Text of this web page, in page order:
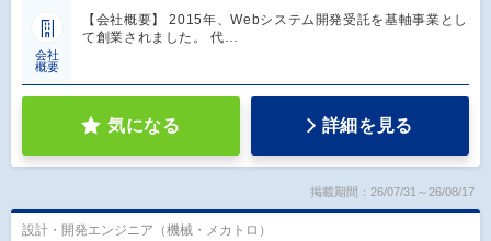
会社
概要
【会社概要】 2015年、Webシステム開発受託を基軸事業とし
て創業されました。 代…
気になる 詳細を見る
掲載期間：26/07/31～26/08/17
設計・開発エンジニア（機械・メカトロ）